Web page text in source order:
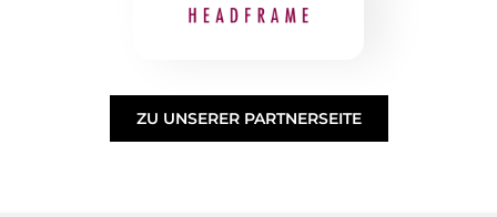
ZU UNSERER PARTNERSEITE